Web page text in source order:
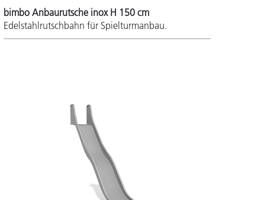
bimbo Anbaurutsche inox H 150 cm
Edelstahlrutschbahn für Spielturmanbau.